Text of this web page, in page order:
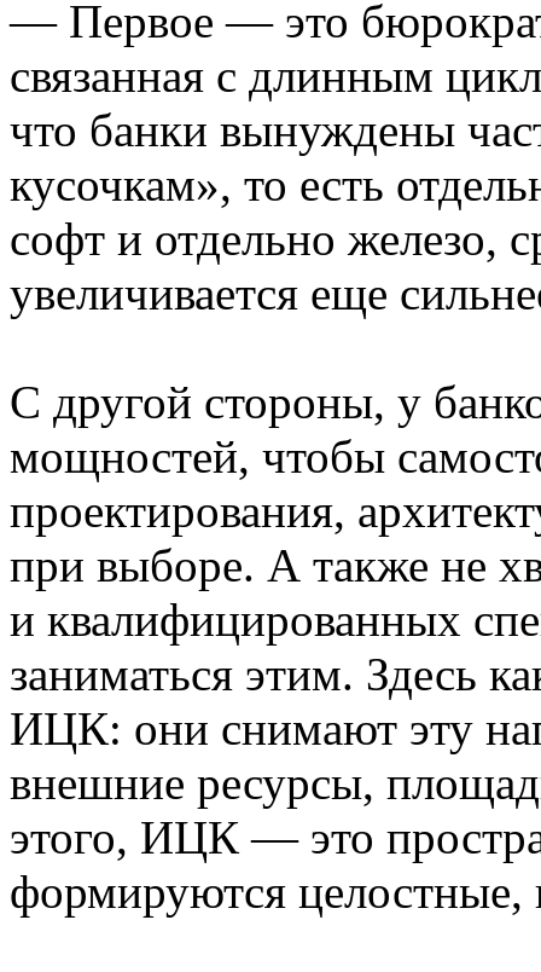
— Первое — это
связанная с длинным
что банки вынуждены
кусочкам», то есть
софт и отдельно железо,
увеличивается еще
С другой стороны, у
мощностей, чтобы
проектирования,
при выборе. А также не
и квалифицированных
заниматься этим. Здесь
ИЦК: они снимают эту
внешние ресурсы,
этого, ИЦК — это
формируются целостные,